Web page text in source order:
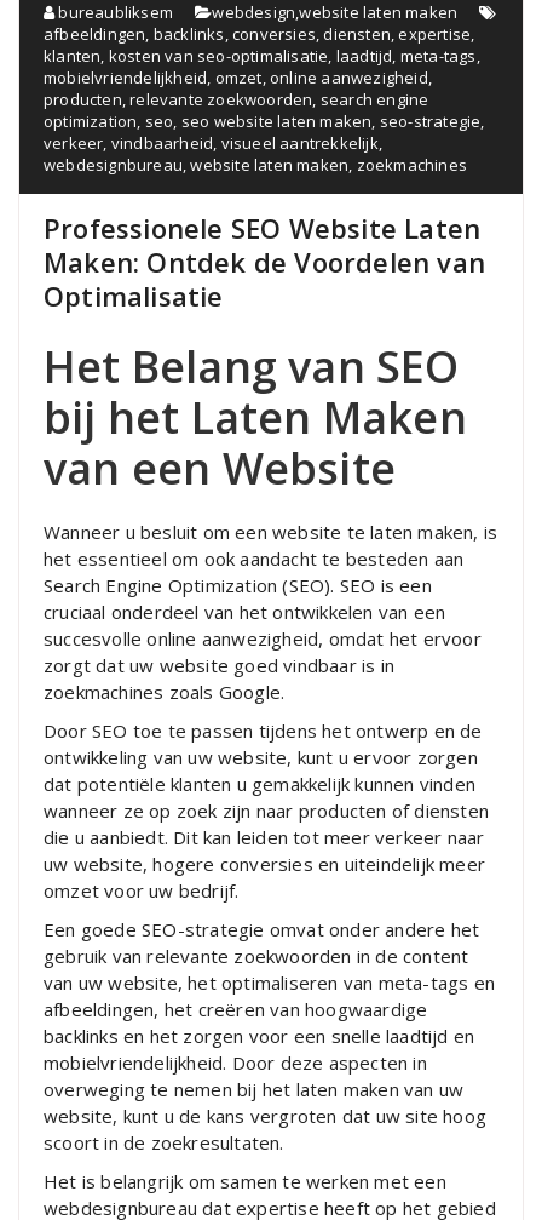
bureaubliksem webdesign,website laten maken
afbeeldingen, backlinks,conversies,diensten,expertise,
klanten, kosten van seo-optimalisatie, laadtijd, meta-tags,
mobielvriendelijkheid, omzet,online aanwezigheid,
producten,relevante zoekwoorden, search engine
optimization, seo, seo website laten maken, seo-strategie,
verkeer, vindbaarheid, visueel aantrekkelijk,
webdesignbureau,website laten maken, zoekmachines
Professionele SEO Website Laten
Maken: Ontdek de Voordelen van
Optimalisatie
Het Belang van SEO
bij het Laten Maken
van een Website
Wanneer u besluit om een website te laten maken, is
het essentieel om ook aandacht te besteden aan
Search Engine Optimization (SEO). SEO is een
cruciaal onderdeel van het ontwikkelen van een
succesvolle online aanwezigheid, omdat het ervoor
zorgt dat uw website goed vindbaar is in
zoekmachines zoals Google.
Door SEO toe te passen tijdens het ontwerp en de
ontwikkeling van uw website, kunt u ervoor zorgen
dat potentiële klanten u gemakkelijk kunnen vinden
wanneer ze op zoek zijn naar producten of diensten
die u aanbiedt. Dit kan leiden tot meer verkeer naar
uw website, hogere conversies en uiteindelijk meer
omzet voor uw bedrijf.
Een goede SEO-strategie omvat onder andere het
gebruik van relevante zoekwoorden in de content
van uw website, het optimaliseren van meta-tags en
afbeeldingen, het creëren van hoogwaardige
backlinks en het zorgen voor een snelle laadtijd en
mobielvriendelijkheid. Door deze aspecten in
overweging te nemen bij het laten maken van uw
website, kunt u de kans vergroten dat uw site hoog
scoort in de zoekresultaten.
Het is belangrijk om samen te werken met een
webdesignbureau dat expertise heeft op het gebied